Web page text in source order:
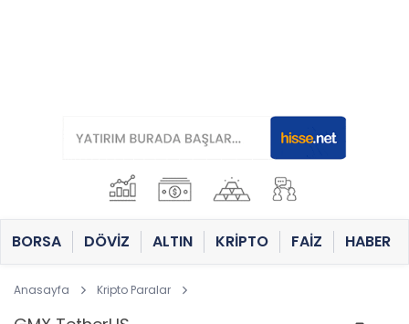
BORSA DÖVİZ ALTIN KRİPTO FAİZ HABER
Anasayfa Kripto Paralar